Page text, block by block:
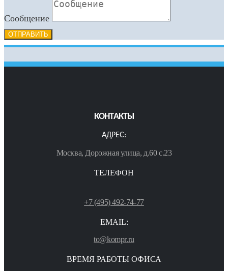
Сообщение
ОТПРАВИТЬ
КОНТАКТЫ
АДРЕС:
Москва, Дорожная улица, д.60 с.23
ТЕЛЕФОН
+7 (495) 492-74-77
EMAIL:
to@kompr.ru
ВРЕМЯ РАБОТЫ ОФИСА